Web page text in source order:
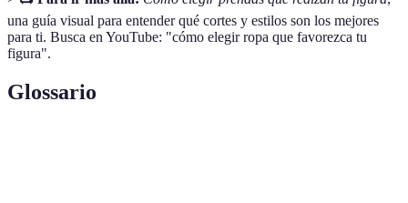
una guía visual para entender qué cortes y estilos son los mejores
para ti. Busca en YouTube: "cómo elegir ropa que favorezca tu
figura".
Glossario